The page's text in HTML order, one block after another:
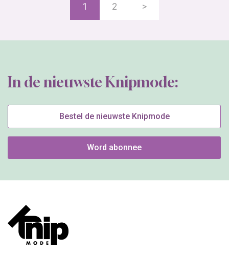
1 2 >
In de nieuwste Knipmode:
Bestel de nieuwste Knipmode
Word abonnee